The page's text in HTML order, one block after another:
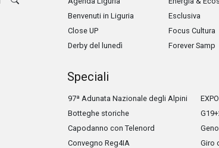
Benvenuti in Liguria
Close UP
Derby del lunedì
Esclusiva
Focus Cultura
Forever Samp
Speciali
97ª Adunata Nazionale degli Alpini
Botteghe storiche
Capodanno con Telenord
Convegno Reg4IA
Giro